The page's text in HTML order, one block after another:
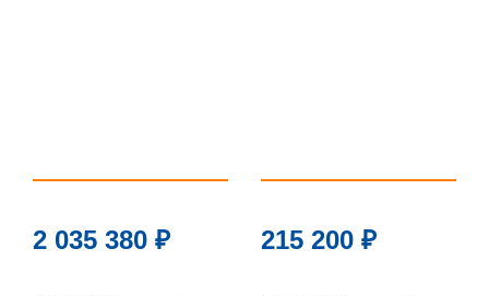
2 035 380 ₽ 215 200 ₽